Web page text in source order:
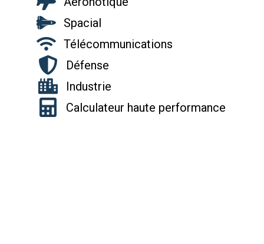
Spacial
Télécommunications
Défense
Industrie
Calculateur haute performance